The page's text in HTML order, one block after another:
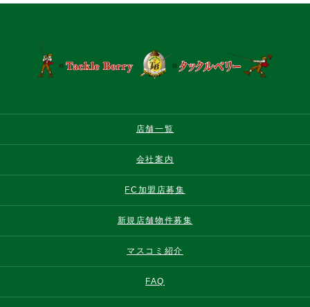
店舗一覧
会社案内
FC加盟店募集
新規店舗物件募集
マスコミ紹介
FAQ